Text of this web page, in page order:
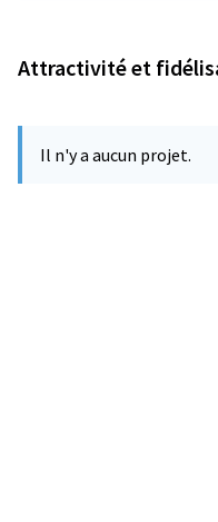
Attractivité et
Il n'y a aucun projet.